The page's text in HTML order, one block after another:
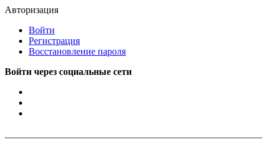
Авторизация
Войти
Регистрация
Восстановление пароля
Войти через социальные сети